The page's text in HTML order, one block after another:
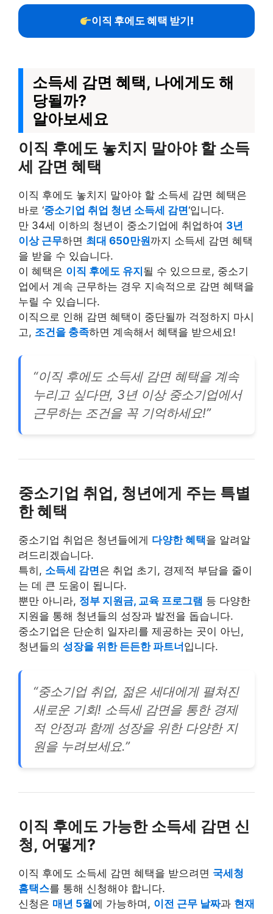
이직 후에도 혜택 받기!
소득세 감면 혜택, 나에게도 해
당될까?
알아보세요
이직 후에도 놓치지 말아야 할 소득
세 감면 혜택
이직 후에도 놓치지 말아야 할 소득세 감면 혜택은
바로 ‘중소기업 취업 청년 소득세 감면‘입니다.
만 34세 이하의 청년이 중소기업에 취업하여 3년
이상 근무하면 최대 650만원까지 소득세 감면 혜택
을 받을 수 있습니다.
이 혜택은 이직 후에도 유지될 수 있으므로, 중소기
업에서 계속 근무하는 경우 지속적으로 감면 혜택을
누릴 수 있습니다.
이직으로 인해 감면 혜택이 중단될까 걱정하지 마시
고, 조건을 충족하면 계속해서 혜택을 받으세요!
“이직 후에도 소득세 감면 혜택을 계속
누리고 싶다면, 3년 이상 중소기업에서
근무하는 조건을 꼭 기억하세요!”
중소기업 취업, 청년에게 주는 특별
한 혜택
중소기업 취업은 청년들에게 다양한 혜택을 알려알
려드리겠습니다.
특히, 소득세 감면은 취업 초기, 경제적 부담을 줄이
는 데 큰 도움이 됩니다.
뿐만 아니라, 정부 지원금, 교육 프로그램 등 다양한
지원을 통해 청년들의 성장과 발전을 돕습니다.
중소기업은 단순히 일자리를 제공하는 곳이 아닌,
청년들의 성장을 위한 든든한 파트너 입니다.
“중소기업 취업, 젊은 세대에게 펼쳐진
새로운 기회! 소득세 감면을 통한 경제
적 안정과 함께 성장을 위한 다양한 지
원을 누려보세요.”
이직 후에도 가능한 소득세 감면 신
청, 어떻게?
이직 후에도 소득세 감면 혜택을 받으려면 국세청
홈택스를 통해 신청해야 합니다.
신청은 매년 5월에 가능하며, 이전 근무 날짜과 현재